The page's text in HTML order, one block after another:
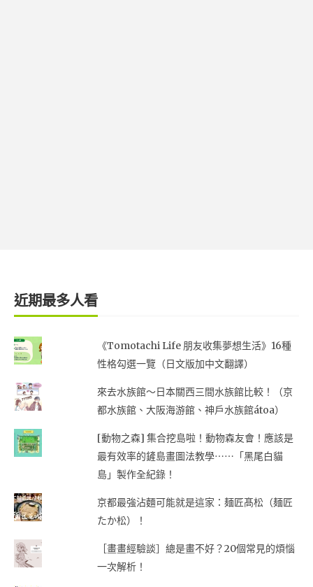
近期最多人看
《Tomotachi Life 朋友收集夢想生活》16種
性格勾選一覽（日文版加中文翻譯）
來去水族館～日本關西三間水族館比較！（京
都水族館、大阪海游館、神戶水族館átoa）
[動物之森] 集合挖島啦！動物森友會！應該是
最有效率的鏟島畫圖法教學⋯⋯「黑尾白貓
島」製作全紀錄！
京都最強沾麵可能就是這家：麺匠髙松（麺匠
たか松）！
［畫畫經驗談］總是畫不好？20個常見的煩惱
一次解析！